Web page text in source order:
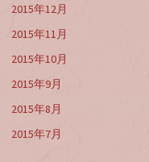
2015年12月
2015年11月
2015年10月
2015年9月
2015年8月
2015年7月